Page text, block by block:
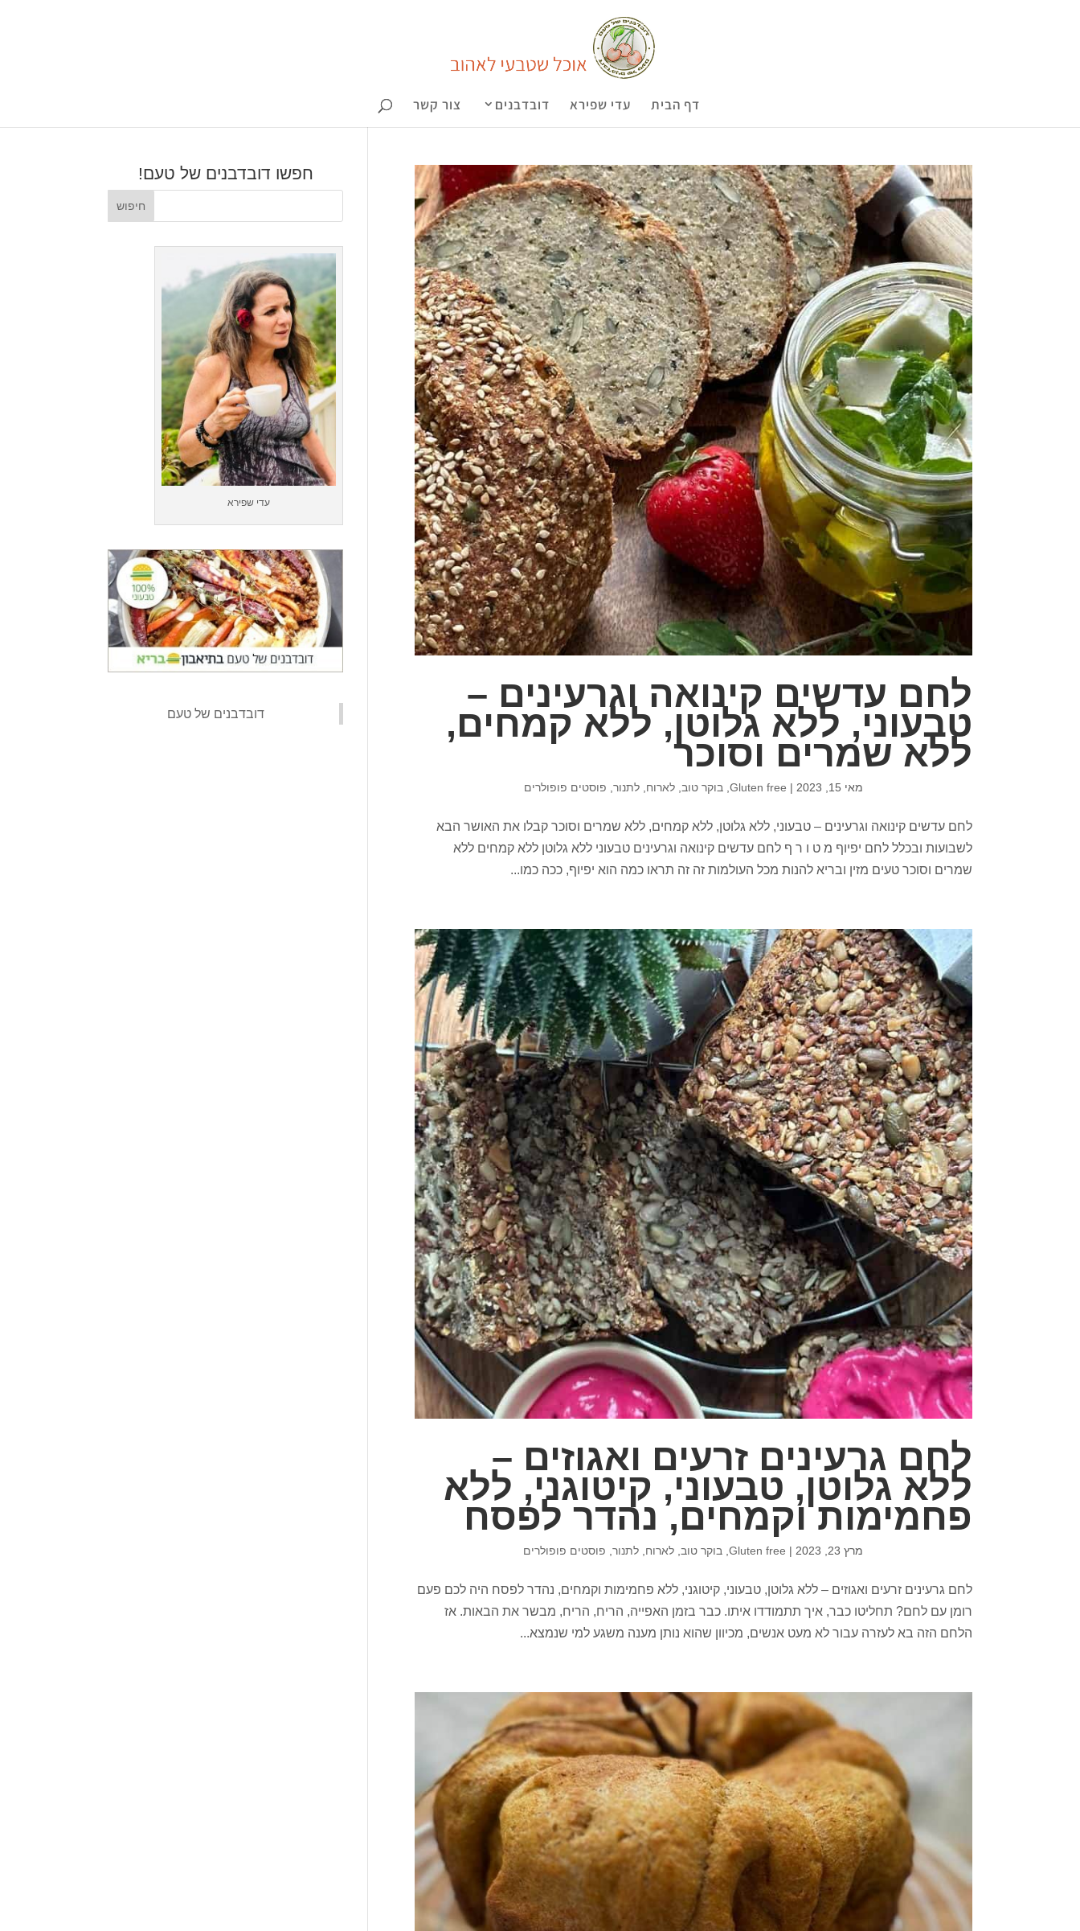
דף הבית עדי שפירא דובדבנים צור קשר
לחם עדשים קינואה וגרעינים –
טבעוני, ללא גלוטן, ללא קמחים,
ללא שמרים וסוכר
מאי 15, 2023 |
Gluten free בוקר טוב ,לארוח ,לתנור פוסטים פופולרים
לחם עדשים קינואה וגרעינים – טבעוני, ללא גלוטן, ללא קמחים, ללא שמרים וסוכר קבלו את האושר הבא
לשבועות ובכלל לחם יפיוף מ ט ו ר ף לחם עדשים קינואה וגרעינים טבעוני ללא גלוטן ללא קמחים ללא
שמרים וסוכר טעים מזין ובריא להנות מכל העולמות זה זה תראו כמה הוא יפיוף, ככה כמו...
לחם גרעינים זרעים ואגוזים –
ללא גלוטן, טבעוני, קיטוגני, ללא
פחמימות וקמחים, נהדר לפסח
מרץ 23, 2023 |
Gluten free
, בוקר טוב לארוח לתנור, פוסטים פופולרים
לחם גרעינים זרעים ואגוזים – ללא גלוטן, טבעוני, קיטוגני, ללא פחמימות וקמחים, נהדר לפסח היה לכם פעם
רומן עם לחם? תחליטו כבר, איך תתמודדו איתו. כבר בזמן האפייה, הריח, הריח, מבשר את הבאות. אז
הלחם הזה בא לעזרה עבור לא מעט אנשים, מכיוון שהוא נותן מענה משגע למי שנמצא...
חפשו דובדבנים של טעם!
עדי שפירא
‏דובדבנים של טעם‏